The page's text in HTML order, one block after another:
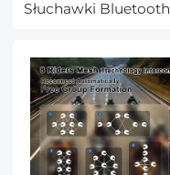
Słuchawki Bluetooth